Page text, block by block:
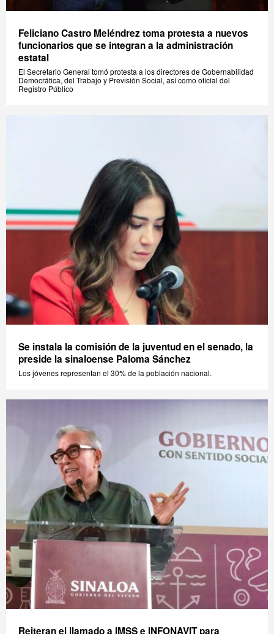
Feliciano Castro Meléndrez toma protesta a nuevos
funcionarios que se integran a la administración
estatal
El Secretario General tomó protesta a los directores de Gobernabilidad
Democrática, del Trabajo y Previsión Social, así como oficial del
Registro Público
Se instala la comisión de la juventud en el senado, la
preside la sinaloense Paloma Sánchez
Los jóvenes representan el 30% de la población nacional.
Reiteran el llamado a IMSS e INFONAVIT para